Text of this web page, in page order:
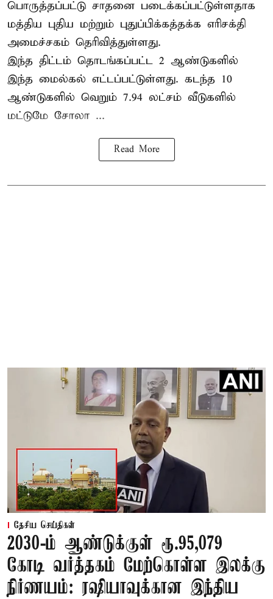
பொருத்தப்பட்டு சாதனை படைக்கப்பட்டுள்ளதாக
மத்திய புதிய மற்றும் புதுப்பிக்கத்தக்க எரிசக்தி
அமைச்சகம் தெரிவித்துள்ளது.
இந்த திட்டம் தொடங்கப்பட்ட 2 ஆண்டுகளில்
இந்த மைல்கல் எட்டப்பட்டுள்ளது. கடந்த 10
ஆண்டுகளில் வெறும் 7.94 லட்சம் வீடுகளில்
மட்டுமே சோலா ...
Read More
தேசிய செய்திகள்
2030-ம் ஆண்டுக்குள் ரூ.95,079
கோடி வர்த்தகம் மேற்கொள்ள இலக்கு
நிர்ணயம்: ரஷியாவுக்கான இந்திய